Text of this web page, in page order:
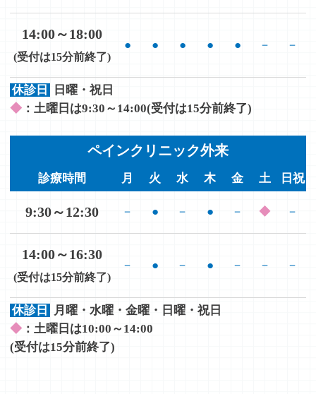
休診日
日曜・祝日
◆ ：土曜日は9:30～14:00(受付は15分前終了)
14:00～18:00
(受付は15分前終了)
● ● ● ● ● － －
ペインクリニック外来
休診日
月曜・水曜・金曜・日曜・祝日
◆ ：土曜日は10:00～14:00
(受付は15分前終了)
診療時間 月 火 水 木 金 土 日祝
9:30～12:30 － ● － ● － ◆ －
14:00～16:30
(受付は15分前終了)
－ ● － ● － － －